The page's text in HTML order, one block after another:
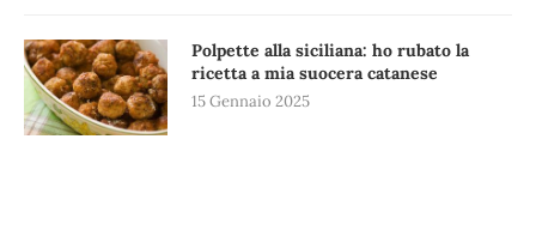
Polpette alla siciliana: ho rubato la
ricetta a mia suocera catanese
15 Gennaio 2025